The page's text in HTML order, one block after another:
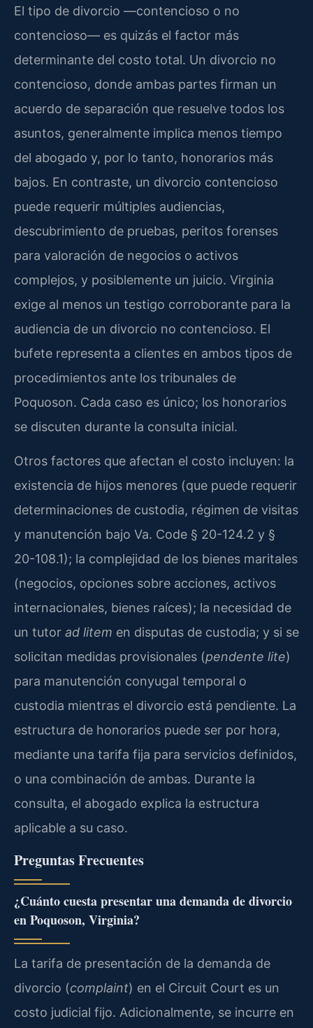
El tipo de divorcio —contencioso o no
contencioso— es quizás el factor más
determinante del costo total. Un divorcio no
contencioso, donde ambas partes firman un
acuerdo de separación que resuelve todos los
asuntos, generalmente implica menos tiempo
del abogado y, por lo tanto, honorarios más
bajos. En contraste, un divorcio contencioso
puede requerir múltiples audiencias,
descubrimiento de pruebas, peritos forenses
para valoración de negocios o activos
complejos, y posiblemente un juicio. Virginia
exige al menos un testigo corroborante para la
audiencia de un divorcio no contencioso. El
bufete representa a clientes en ambos tipos de
procedimientos ante los tribunales de
Poquoson. Cada caso es único; los honorarios
se discuten durante la consulta inicial.
Otros factores que afectan el costo incluyen: la
existencia de hijos menores (que puede requerir
determinaciones de custodia, régimen de visitas
y manutención bajo Va. Code § 20-124.2 y §
20-108.1); la complejidad de los bienes maritales
(negocios, opciones sobre acciones, activos
internacionales, bienes raíces); la necesidad de
un tutor ad litem en disputas de custodia; y si se
solicitan medidas provisionales (pendente lite)
para manutención conyugal temporal o
custodia mientras el divorcio está pendiente. La
estructura de honorarios puede ser por hora,
mediante una tarifa fija para servicios definidos,
o una combinación de ambas. Durante la
consulta, el abogado explica la estructura
aplicable a su caso.
Preguntas Frecuentes
¿Cuánto cuesta presentar una demanda de divorcio
en Poquoson, Virginia?
La tarifa de presentación de la demanda de
divorcio (complaint) en el Circuit Court es un
costo judicial fijo. Adicionalmente, se incurre en